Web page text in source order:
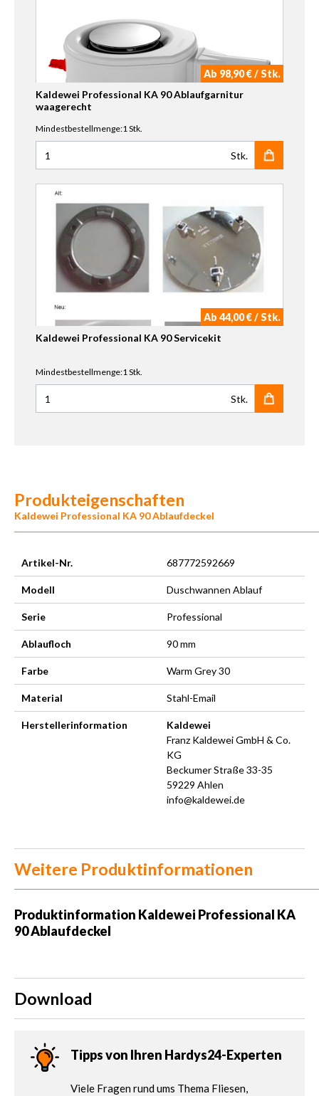
Ab 98,90 € / Stk.
Kaldewei Professional KA 90 Ablaufgarnitur
waagerecht
Mindestbestellmenge:1 Stk.
Anzahl für Kaldewei Professional KA 90 Ablaufgarnitur
Stk.
Ab 44,00 € / Stk.
Kaldewei Professional KA 90 Servicekit
Mindestbestellmenge:1 Stk.
Anzahl für Kaldewei Professional KA 90 Servicekit
Stk.
Produkteigenschaften
Kaldewei Professional KA 90 Ablaufdeckel
Artikel-Nr. 687772592669
Modell Duschwannen Ablauf
Serie Professional
Ablaufloch 90 mm
Farbe Warm Grey 30
Material Stahl-Email
Herstellerinformation
Kaldewei
Franz Kaldewei GmbH & Co.
KG
Beckumer Straße 33-35
59229 Ahlen
info@kaldewei.de
Weitere Produktinformationen
Produktinformation Kaldewei Professional KA
90 Ablaufdeckel
Download
Tipps von Ihren Hardys24-Experten
Viele Fragen rund ums Thema Fliesen,